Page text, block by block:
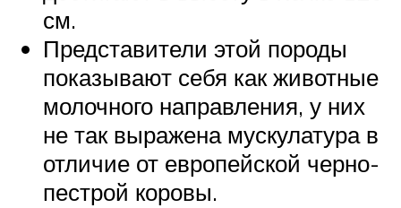
см.
Представители этой породы
показывают себя как животные
молочного направления, у них
не так выражена мускулатура в
отличие от европейской черно-
пестрой коровы.